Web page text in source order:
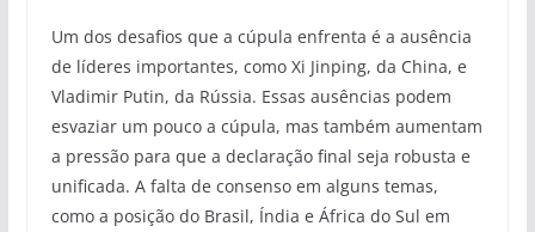
Um dos desafios que a cúpula enfrenta é a ausência
de líderes importantes, como Xi Jinping, da China, e
Vladimir Putin, da Rússia. Essas ausências podem
esvaziar um pouco a cúpula, mas também aumentam
a pressão para que a declaração final seja robusta e
unificada. A falta de consenso em alguns temas,
como a posição do Brasil, Índia e África do Sul em